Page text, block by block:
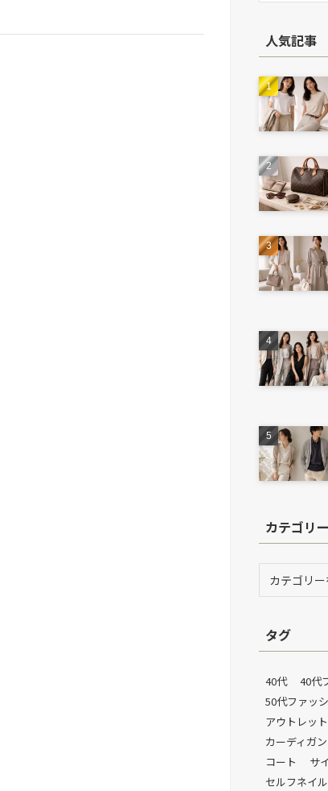
人気記事
カテゴリー
ータグ
40代 40代
50代ファッ
アウトレット
カーディガン
コート
サ
セルフネイル